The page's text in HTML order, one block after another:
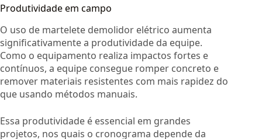
Produtividade em campo
O uso de martelete demolidor elétrico aumenta
significativamente a produtividade da equipe.
Como o equipamento realiza impactos fortes e
contínuos, a equipe consegue romper concreto e
remover materiais resistentes com mais rapidez do
que usando métodos manuais.
Essa produtividade é essencial em grandes
projetos, nos quais o cronograma depende da